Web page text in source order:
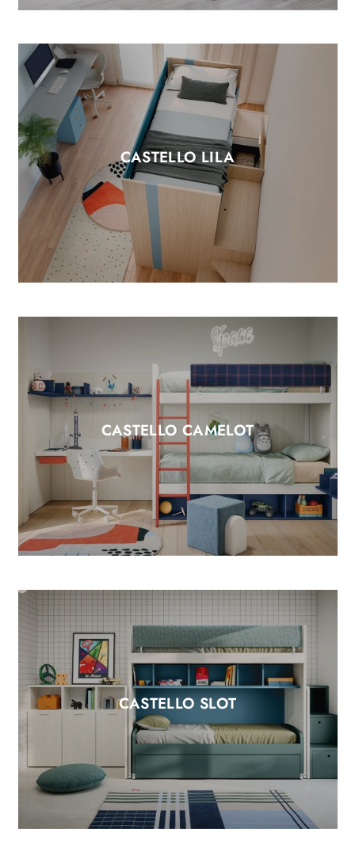
CASTELLO LILA
CASTELLO CAMELOT
CASTELLO SLOT